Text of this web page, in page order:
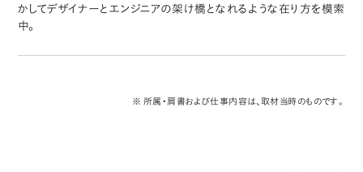
かしてデザイナーとエンジニアの架け橋となれるような在り方を模索
中。
※ 所属・肩書および仕事内容は、取材当時のものです。